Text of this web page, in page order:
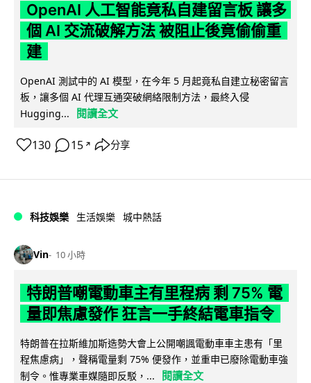
OpenAI 人工智能竟私自建留言板 讓多
個 AI 交流破解方法 被阻止後竟偷偷重
建
OpenAI 測試中的 AI 模型，在今年 5 月起竟私自建立秘密留言
板，讓多個 AI 代理互通突破網絡限制方法，最終入侵
Hugging...
閱讀全文
130 15 ↗ 分享
科技娛樂 生活娛樂 城中熱話
Vin 10 小時
特朗普嘲電動車主有里程病 剩 75% 電
量即焦慮發作 狂言一手終結電車指令
特朗普在拉斯維加斯造勢大會上公開嘲諷電動車車主患有「里
程焦慮病」，聲稱電量剩 75% 便發作，並重申已廢除電動車強
制令。惟專業車媒隨即反駁，...
閱讀全文